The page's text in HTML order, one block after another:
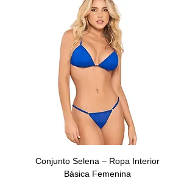
Conjunto Selena – Ropa Interior
Básica Femenina